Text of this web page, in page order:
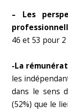
– Les
46 et 53 pour
-La
les
dans le sens
(52%) que le